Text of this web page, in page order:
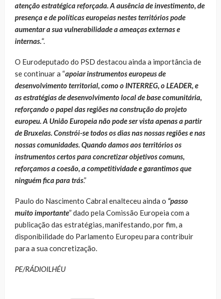
atenção estratégica reforçada. A ausência de investimento, de
presença e de políticas europeias nestes territórios pode
aumentar a sua vulnerabilidade a ameaças externas e
internas.“.
O Eurodeputado do PSD destacou ainda a importância de
se continuar a “apoiar instrumentos europeus de
desenvolvimento territorial, como o INTERREG, o LEADER, e
as estratégias de desenvolvimento local de base comunitária,
reforçando o papel das regiões na construção do projeto
europeu. A União Europeia não pode ser vista apenas a partir
de Bruxelas. Constrói-se todos os dias nas nossas regiões e nas
nossas comunidades. Quando damos aos territórios os
instrumentos certos para concretizar objetivos comuns,
reforçamos a coesão, a competitividade e garantimos que
ninguém fica para trás.”
Paulo do Nascimento Cabral enalteceu ainda o “passo
muito importante” dado pela Comissão Europeia com a
publicação das estratégias, manifestando, por fim, a
disponibilidade do Parlamento Europeu para contribuir
para a sua concretização.
PE/RÁDIOILHÉU